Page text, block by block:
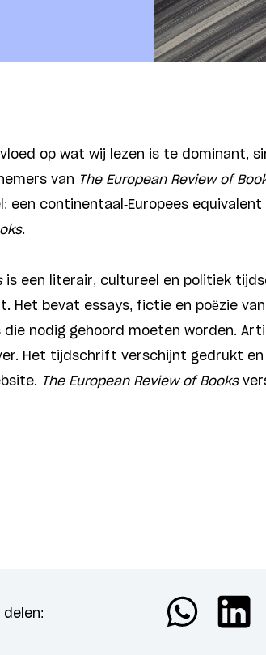
op wat wij lezen is te dominant,
van The European Review of
een continentaal-Europees equivalent
.
is een literair, cultureel en politiek
Het bevat essays, fictie en poëzie
nodig gehoord moeten worden.
Het tijdschrift verschijnt gedrukt
The European Review of Books
delen: